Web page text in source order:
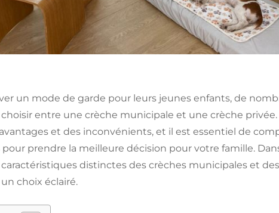
un mode de garde pour leurs jeunes enfants, de
entre une crèche municipale et une crèche privée.
et des inconvénients, et il est essentiel de
prendre la meilleure décision pour votre famille.
distinctes des crèches municipales et
choix éclairé.